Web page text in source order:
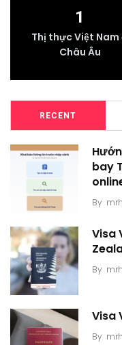
1
Thị thực Việt Nam
Châu Âu
RECENT
bay
By
Visa
By
Visa
By